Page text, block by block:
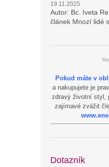
19.11.2025
Autor: Bc. Iveta
článek Mnozí lidé
Pokud máte v
a nakupujete je
zdravý životní styl,
zajímavé zvážit
Dotazník